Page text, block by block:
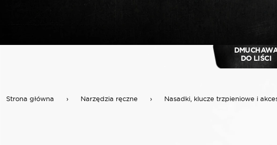
DO LIŚCI
Strona główna › Narzędzia ręczne › Nasadki, klucze trzpieniowe i